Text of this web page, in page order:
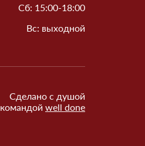
Сб: 15:00-18:00
Вс: выходной
Сделано с душой
командой well done